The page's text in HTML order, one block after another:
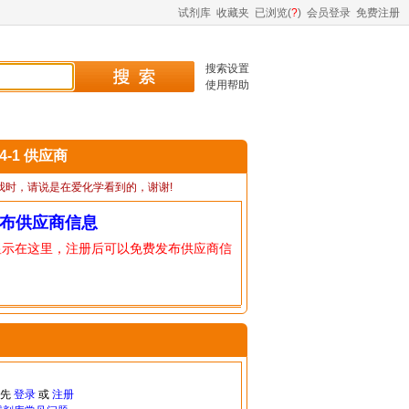
试剂库 收藏夹 已浏览(?) 会员登录 免费注册
搜索设置
使用帮助
1 供应商
时，请说是在爱化学看到的，谢谢!
供应商信息
在这里，注册后可以免费发布供应商信
登录或 注册